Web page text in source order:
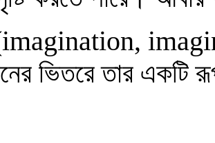
imagination,
ভিতরে তার একটি